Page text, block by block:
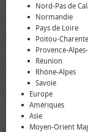
Nord-Pas de
Normandie
Pays de Loire
Poitou-
Provence-
Réunion
Rhône-Alpes
Savoie
Europe
Amériques
Asie
Moyen-Orient